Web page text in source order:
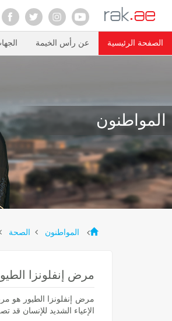
الصفحة الرئيسية عن رأس الخيمة
المواطنون
المواطنون الصحة
مرض إنفلونزا
مرض إنفلونزا الطيور هو
الإعياء الشديد للإنسان قد تصل إلى